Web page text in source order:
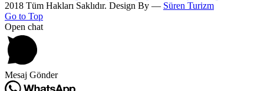
2018 Tüm Hakları Saklıdır. Design By — Süren Turizm
Go to Top
Open chat
Mesaj Gönder